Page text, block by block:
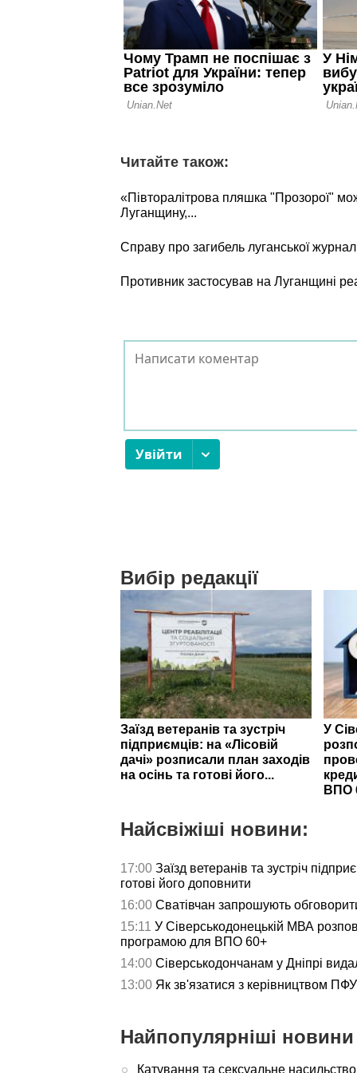
Читайте також:
«Півторалітрова пляшка "Прозорої"
Луганщину,...
Справу про загибель луганської
Противник застосував на Луганщині
Вибір редакції
Заїзд ветеранів та зустріч
підприємців: на «Лісовій
дачі» розписали план заходів
на осінь та готові його...
У
ВПО
Найсвіжіші новини:
17:00 Заїзд ветеранів та зустріч
готові його доповнити
16:00 Сватівчан запрошують
15:11 У Сіверськодонецькій МВА
програмою для ВПО 60+
14:00 Сіверськодончанам у Дніпрі
13:00 Як зв'язатися з керівництвом
Найпопулярніші
Катування та сексуальне